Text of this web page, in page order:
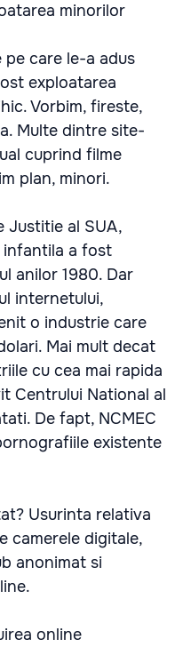
minorilor
care le-a adus
exploatarea
Vorbim, fireste,
Multe dintre site-
cuprind filme
plan, minori.
Justitie al SUA,
a fost
anilor 1980. Dar
internetului,
o industrie care
Mai mult decat
cu cea mai rapida
Centrului National al
De fapt, NCMEC
existente
Usurinta relativa
camerele digitale,
anonimat si
online